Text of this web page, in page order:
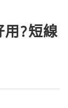
用?短線